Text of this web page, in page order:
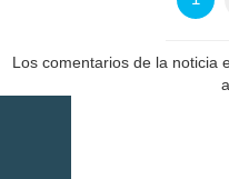
Los comentarios de la noticia